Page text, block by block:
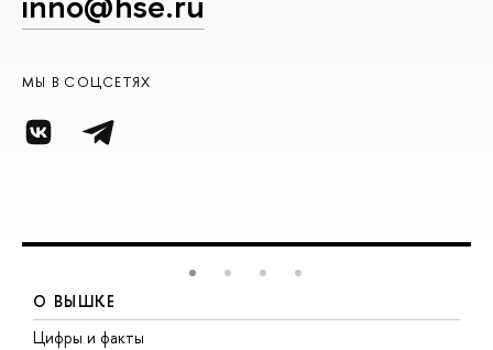
МЫ В СОЦСЕТЯХ
О ВЫШКЕ
Цифры и факты